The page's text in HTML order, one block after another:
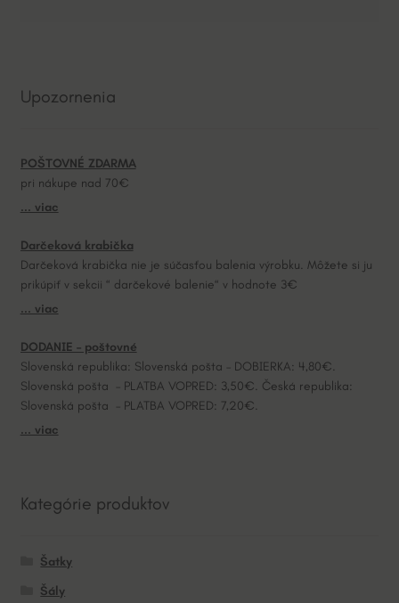
r
t
i
v
:
Upozornenia
POŠTOVNÉ ZDARMA
pri nákupe nad 70€
... viac
Darčeková krabička
Darčeková krabička nie je súčasťou balenia výrobku. Môžete si ju
prikúpiť v sekcii “ darčekové balenie“ v hodnote 3€
... viac
DODANIE – poštovné
Slovenská republika: Slovenská pošta – DOBIERKA: 4,80€.
Slovenská pošta – PLATBA VOPRED: 3,50€. Česká republika:
Slovenská pošta – PLATBA VOPRED: 7,20€.
... viac
Kategórie produktov
Šatky
Šály